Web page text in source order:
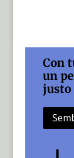
Con
un
justo